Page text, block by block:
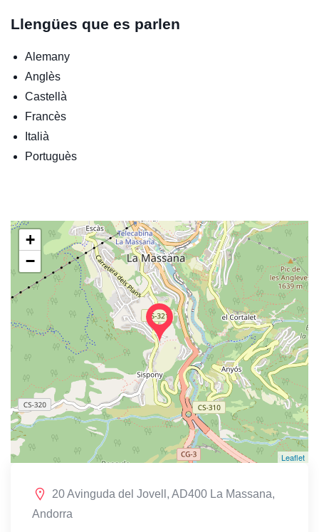
Llengües que es parlen
Alemany
Anglès
Castellà
Francès
Italià
Portuguès
+
−
Leaflet
20 Avinguda del Jovell, AD400 La Massana,
Andorra